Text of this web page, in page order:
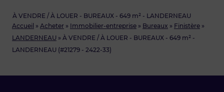
Accueil » Acheter » Immobilier-entreprise » Bureaux » Finistère »
LANDERNEAU » À VENDRE / À LOUER - BUREAUX - 649 m² -
LANDERNEAU (#21279 - 2422-33)
À VENDRE / À LOUER - BUREAUX - 649 m² - LANDERNEAU